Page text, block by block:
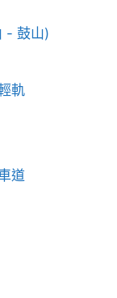
- 鼓山)
軌
道